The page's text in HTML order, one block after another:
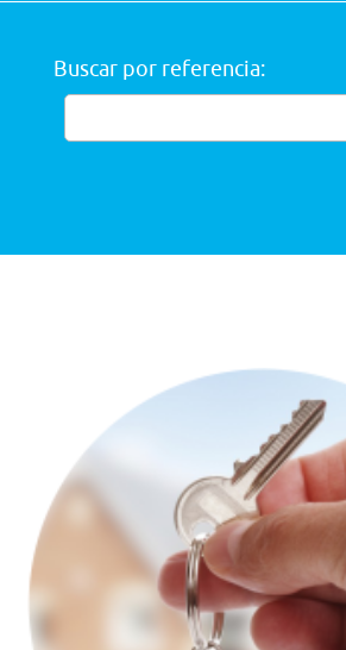
Buscar por referencia: